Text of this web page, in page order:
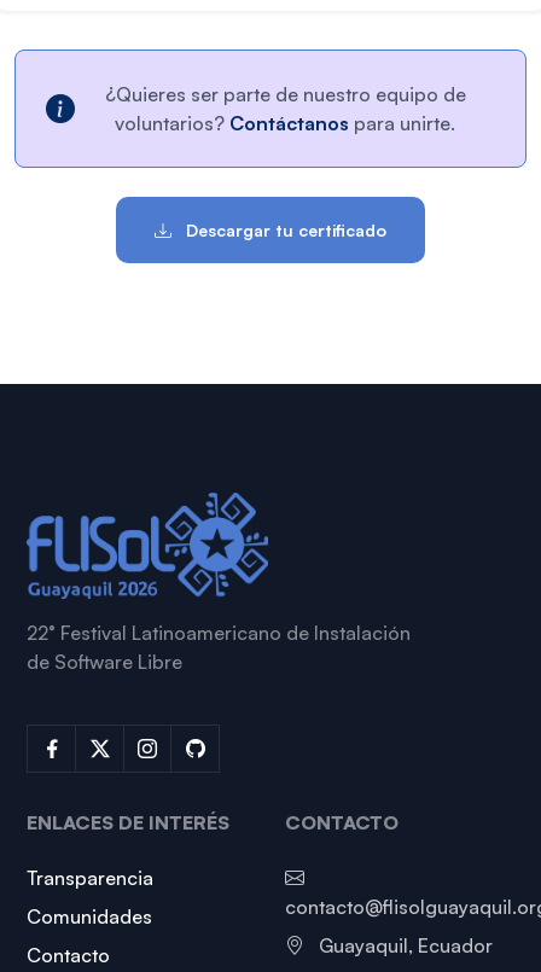
¿Quieres ser parte de nuestro equipo de
voluntarios? Contáctanos para unirte.
Descargar tu certificado
22° Festival Latinoamericano de Instalación
de Software Libre
Enlaces de pie de
Redes sociales
ENLACES DE INTERÉS
Transparencia
Comunidades
Contacto
CONTACTO
Guayaquil, Ecuador